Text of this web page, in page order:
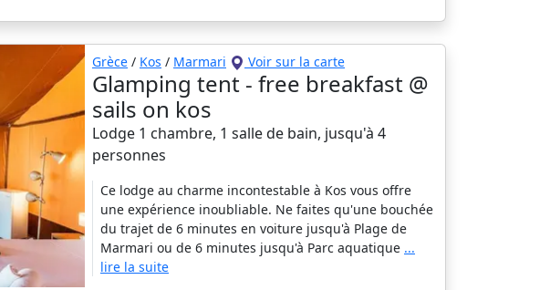
Grèce / Kos / Marmari Voir sur la carte
Glamping tent - free breakfast @
sails on kos
Lodge 1 chambre, 1 salle de bain, jusqu'à 4
personnes
Ce lodge au charme incontestable à Kos vous offre
une expérience inoubliable. Ne faites qu'une bouchée
du trajet de 6 minutes en voiture jusqu'à Plage de
Marmari ou de 6 minutes jusqu'à Parc aquatique ...
lire la suite